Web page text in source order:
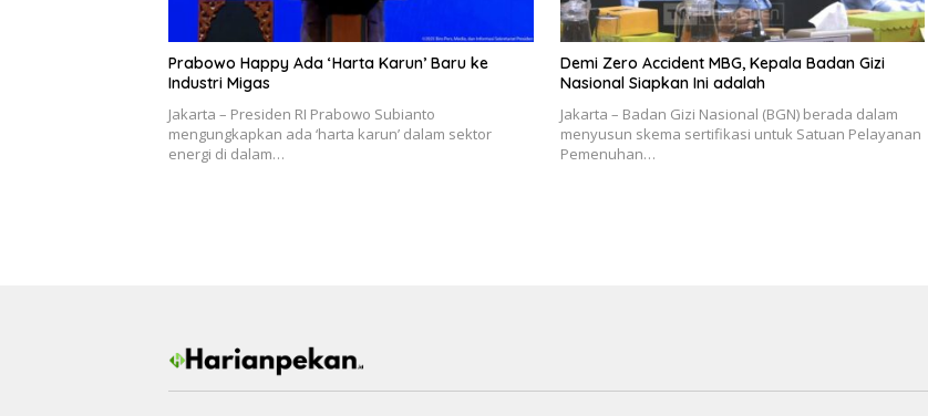
Prabowo Happy Ada ‘Harta Karun’ Baru ke
Industri Migas
Jakarta – Presiden RI Prabowo Subianto
mengungkapkan ada ‘harta karun’ dalam sektor
energi di dalam…
Demi Zero Accident MBG, Kepala Badan Gizi
Nasional Siapkan Ini adalah
Jakarta – Badan Gizi Nasional (BGN) berada dalam
menyusun skema sertifikasi untuk Satuan Pelayanan
Pemenuhan…